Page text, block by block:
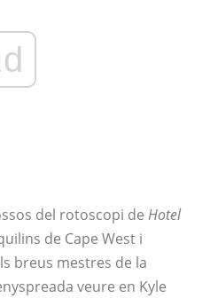
del rotoscopi de Hotel
de Cape West i
breus mestres de la
veure en Kyle